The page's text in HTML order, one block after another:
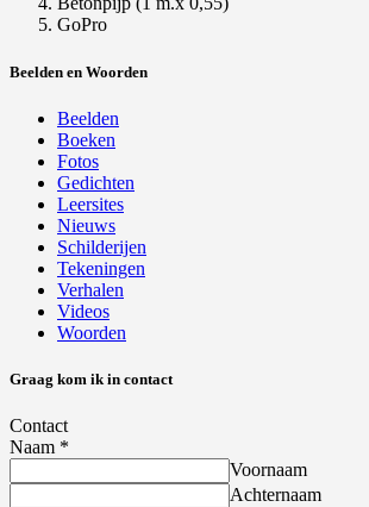
GoPro
Beelden en Woorden
Beelden
Boeken
Fotos
Gedichten
Leersites
Nieuws
Schilderijen
Tekeningen
Verhalen
Videos
Woorden
Graag kom ik in contact
Contact
Naam *
Voornaam
Achternaam